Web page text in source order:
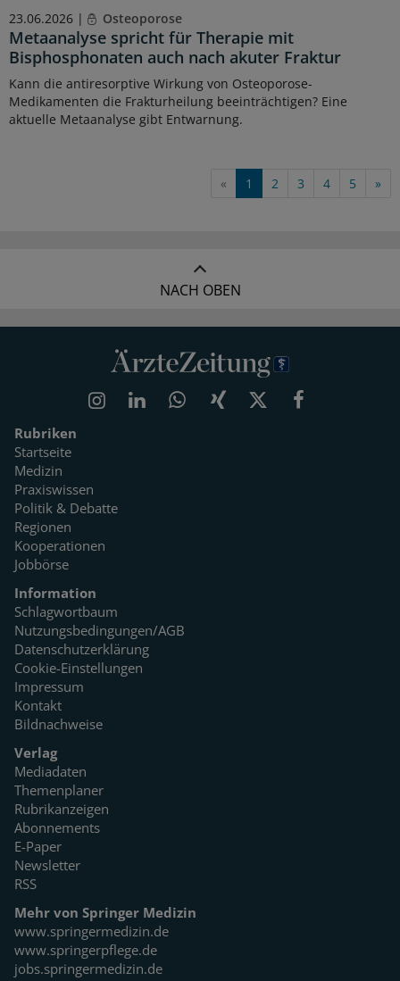
23.06.2026 | Osteoporose
Metaanalyse spricht für Therapie mit
Bisphosphonaten auch nach akuter Fraktur
Kann die antiresorptive Wirkung von Osteoporose-
Medikamenten die Frakturheilung beeinträchtigen? Eine
aktuelle Metaanalyse gibt Entwarnung.
« 1 2 3 4 5 »
NACH OBEN
Rubriken
Startseite
Medizin
Praxiswissen
Politik & Debatte
Regionen
Kooperationen
Jobbörse
Information
Schlagwortbaum
Nutzungsbedingungen/AGB
Datenschutzerklärung
Cookie-Einstellungen
Impressum
Kontakt
Bildnachweise
Verlag
Mediadaten
Themenplaner
Rubrikanzeigen
Abonnements
E-Paper
Newsletter
RSS
Mehr von Springer Medizin
www.springermedizin.de
www.springerpflege.de
jobs.springermedizin.de